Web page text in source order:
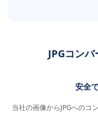
JPGコン
安全
当社の画像からJPGへのコ